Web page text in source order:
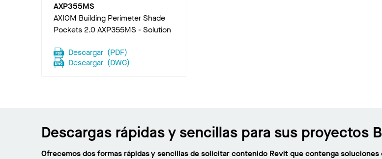
AXP355MS
AXIOM Building Perimeter Shade
Pockets 2.0 AXP355MS - Solution
Descargar (PDF)
Descargar (DWG)
Descargas rápidas y sencillas para sus proyectos
Ofrecemos dos formas rápidas y sencillas de solicitar contenido Revit que contenga